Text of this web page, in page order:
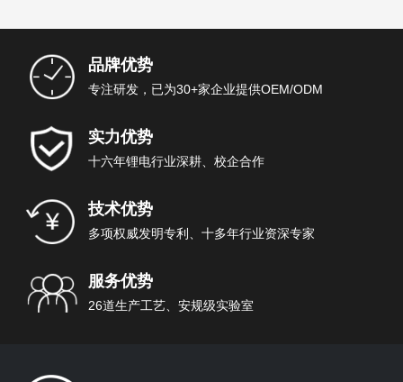
品牌优势
专注研发，已为30+家企业提供OEM/ODM
实力优势
十六年锂电行业深耕、校企合作
技术优势
多项权威发明专利、十多年行业资深专家
服务优势
26道生产工艺、安规级实验室